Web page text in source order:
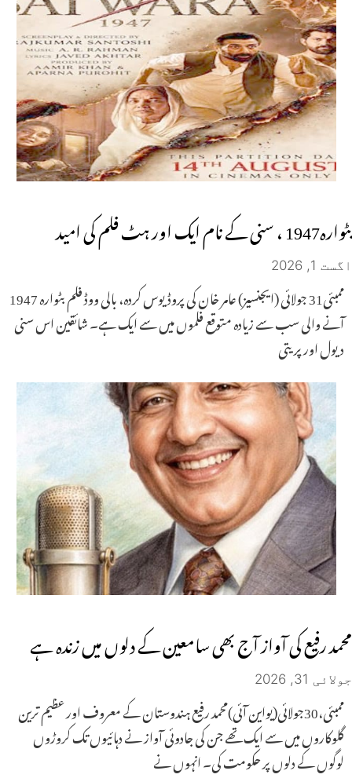
بٹوارہ1947 ، سنی کے نام ایک اور ہٹ فلم کی امید
اگست 1, 2026
ممبئی31 جولائی (ایجنسیز) عامر خان کی پروڈیوس کردہ، بالی ووڈ فلم بٹوارہ 1947
آنے والی سب سے زیادہ متوقع فلموں میں سے ایک ہے۔ شائقین اس سنی
دیول اور پریتی
محمد رفیع کی آواز آج بھی سامعین کے دلوں میں زندہ ہے
جولائی 31, 2026
ممبئی،30جولائی(یواین آئی)محمد رفیع ہندوستان کے معروف اور عظیم ترین
گلوکاروں میں سے ایک تھے جن کی جادوئی آواز نے دہائیوں تک کروڑوں
لوگوں کے دلوں پر حکومت کی۔ انہوں نے